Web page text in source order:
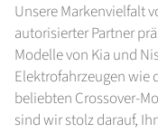
Unsere Markenvielfalt
autorisierter Partner
Modelle von Kia und
Elektrofahrzeugen wie
beliebten Crossover-
sind wir stolz darauf,